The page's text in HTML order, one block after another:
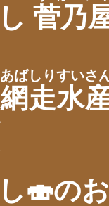
し 菅乃
走水
ばしりすいさ
し🍣の